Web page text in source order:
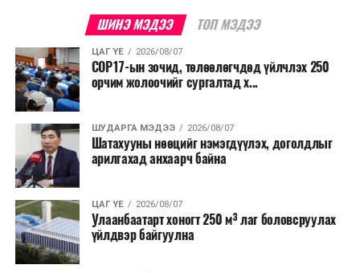
ШИНЭ МЭДЭЭ ТОП МЭДЭЭ
ЦАГ ҮЕ 2026/08/07
COP17-ын зочид, төлөөлөгчдөд үйлчлэх 250
орчим жолоочийг сургалтад х...
ШУДАРГА МЭДЭЭ 2026/08/07
Шатахууны нөөцийг нэмэгдүүлэх, доголдлыг
арилгахад анхаарч байна
ЦАГ ҮЕ 2026/08/07
Улаанбаатарт хоногт 250 м³ лаг боловсруулах
үйлдвэр байгуулна